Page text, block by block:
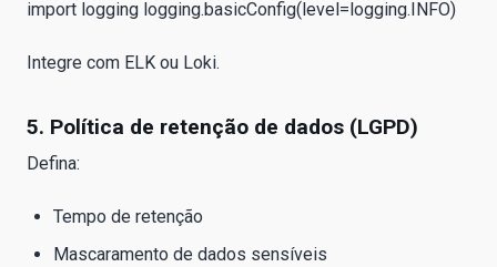
import logging logging.basicConfig(level=logging.INFO)
Integre com ELK ou Loki.
5. Política de retenção de dados (LGPD)
Defina:
Tempo de retenção
Mascaramento de dados sensíveis